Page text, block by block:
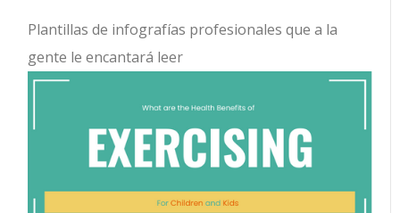
Plantillas de infografías profesionales que a la
gente le encantará leer